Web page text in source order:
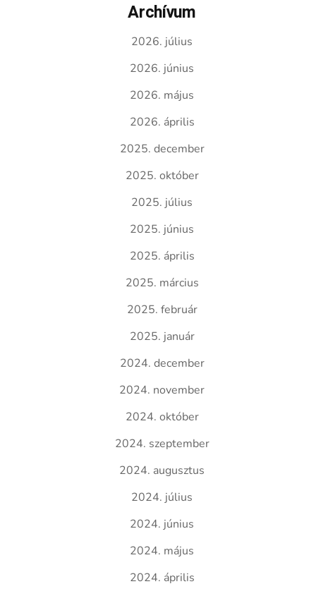
Archívum
2026. július
2026. június
2026. május
2026. április
2025. december
2025. október
2025. július
2025. június
2025. április
2025. március
2025. február
2025. január
2024. december
2024. november
2024. október
2024. szeptember
2024. augusztus
2024. július
2024. június
2024. május
2024. április